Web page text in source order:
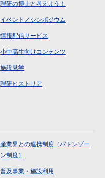
理研の博士と考えよう！
イベント／シンポジウム
情報配信サービス
小中高生向けコンテンツ
施設見学
理研ヒストリア
産業界との連携制度（バトンゾー
ン制度）
普及事業・施設利用